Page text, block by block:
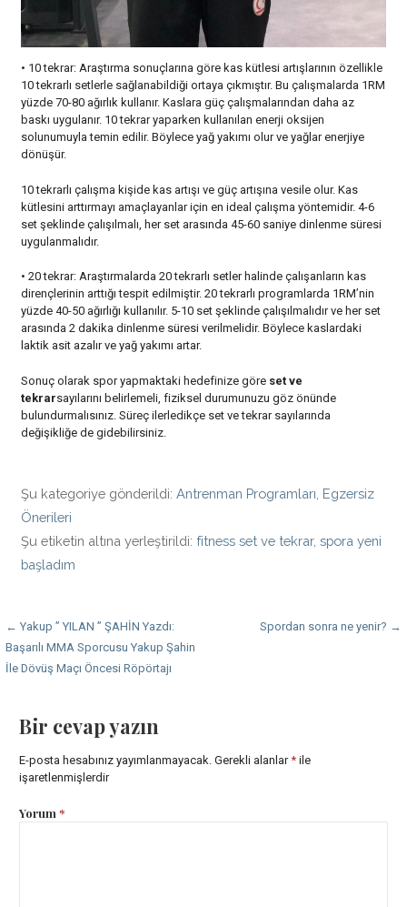
• 10 tekrar: Araştırma sonuçlarına göre kas kütlesi artışlarının özellikle
10 tekrarlı setlerle sağlanabildiği ortaya çıkmıştır. Bu çalışmalarda 1RM
yüzde 70-80 ağırlık kullanır. Kaslara güç çalışmalarından daha az
baskı uygulanır. 10 tekrar yaparken kullanılan enerji oksijen
solunumuyla temin edilir. Böylece yağ yakımı olur ve yağlar enerjiye
dönüşür.
10 tekrarlı çalışma kişide kas artışı ve güç artışına vesile olur. Kas
kütlesini arttırmayı amaçlayanlar için en ideal çalışma yöntemidir. 4-6
set şeklinde çalışılmalı, her set arasında 45-60 saniye dinlenme süresi
uygulanmalıdır.
• 20 tekrar: Araştırmalarda 20 tekrarlı setler halinde çalışanların kas
dirençlerinin arttığı tespit edilmiştir. 20 tekrarlı programlarda 1RM’nin
yüzde 40-50 ağırlığı kullanılır. 5-10 set şeklinde çalışılmalıdır ve her set
arasında 2 dakika dinlenme süresi verilmelidir. Böylece kaslardaki
laktik asit azalır ve yağ yakımı artar.
Sonuç olarak spor yapmaktaki hedefinize göre set ve
tekrarsayılarını belirlemeli, fiziksel durumunuzu göz önünde
bulundurmalısınız. Süreç ilerledikçe set ve tekrar sayılarında
değişikliğe de gidebilirsiniz.
Şu kategoriye gönderildi:Antrenman Programları Egzersiz
Önerileri
Şu etiketin altına yerleştirildi:fitness set ve tekrar,spora yeni
başladım
Yazı
dolaşımı
← Yakup ” YILAN ” ŞAHİN Yazdı:
Başarılı MMA Sporcusu Yakup Şahin
İle Dövüş Maçı Öncesi Röpörtajı
Spordan sonra ne yenir? →
Bir cevap yazın
E-posta hesabınız yayımlanmayacak. Gerekli alanlar*ile
işaretlenmişlerdir
Yorum *